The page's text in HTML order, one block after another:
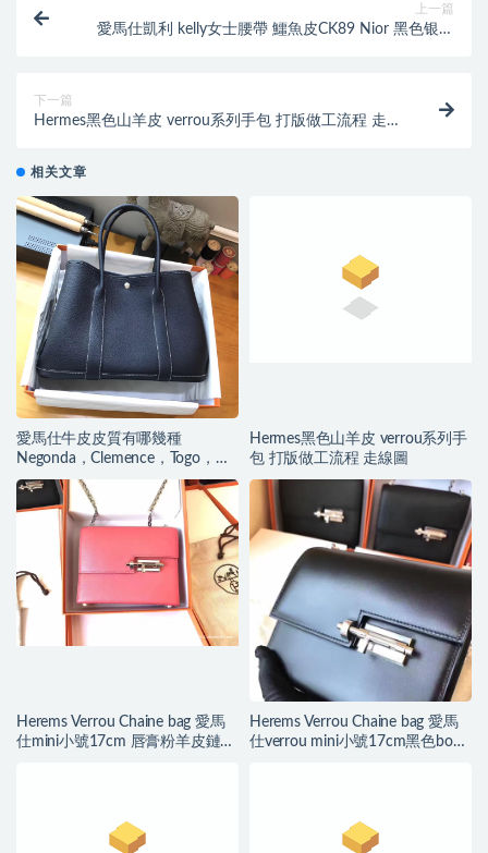
上一篇
愛馬仕凱利 kelly女士腰帶 鱷魚皮CK89 Nior 黑色银扣
下一篇
Hermes黑色山羊皮 verrou系列手包 打版做工流程 走線
相关文章
愛馬仕牛皮皮質有哪幾種
Negonda，Clemence，Togo，
Swift牛皮解讀
Hermes黑色山羊皮 verrou系列手
包 打版做工流程 走線圖
Herems Verrou Chaine bag 愛馬
仕mini小號17cm 唇膏粉羊皮鏈條
Herems Verrou Chaine bag 愛馬
仕verrou mini小號17cm黑色box